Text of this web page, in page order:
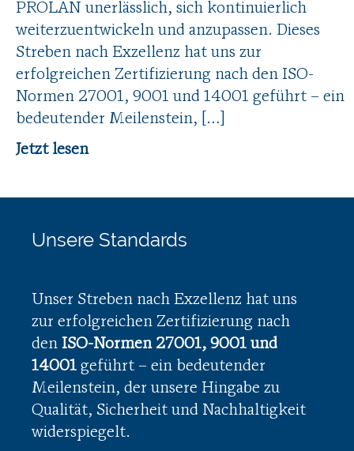
PROLAN unerlässlich, sich kontinuierlich
weiterzuentwickeln und anzupassen. Dieses
Streben nach Exzellenz hat uns zur
erfolgreichen Zertifizierung nach den ISO-
Normen 27001, 9001 und 14001 geführt – ein
bedeutender Meilenstein, […]
Jetzt lesen
Unsere Standards
Unser Streben nach Exzellenz hat uns
zur erfolgreichen Zertifizierung nach
den ISO-Normen 27001, 9001 und
14001 geführt – ein bedeutender
Meilenstein, der unsere Hingabe zu
Qualität, Sicherheit und Nachhaltigkeit
widerspiegelt.